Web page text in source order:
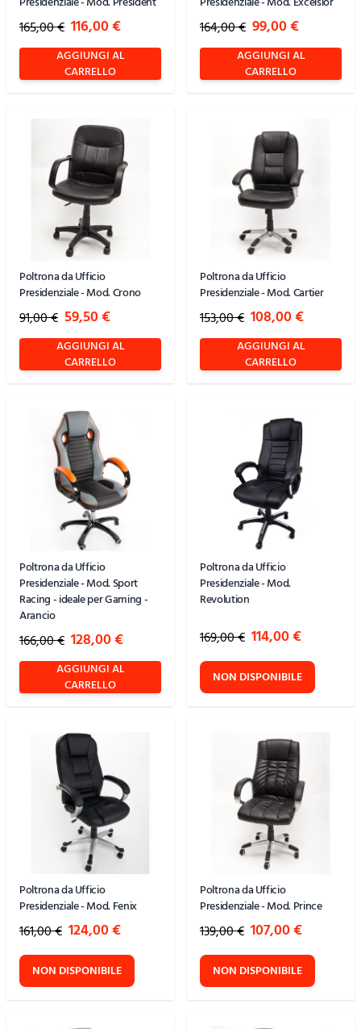
165,00 € Special Price
116,00 €
AGGIUNGI AL
CARRELLO
164,00 € Special Price
99,00 €
AGGIUNGI AL
CARRELLO
Poltrona da Ufficio
Presidenziale - Mod. Crono
91,00 € Special Price
59,50 €
AGGIUNGI AL
CARRELLO
Poltrona da Ufficio
Presidenziale - Mod. Cartier
153,00 € Special Price
108,00 €
AGGIUNGI AL
CARRELLO
Poltrona da Ufficio
Presidenziale - Mod. Sport
Racing - ideale per Gaming -
Arancio
166,00 € Special Price
128,00 €
AGGIUNGI AL
CARRELLO
Poltrona da Ufficio
Presidenziale - Mod.
Revolution
169,00 € Special Price
114,00 €
NON DISPONIBILE
Poltrona da Ufficio
Presidenziale - Mod. Fenix
161,00 € Special Price
124,00 €
NON DISPONIBILE
Poltrona da Ufficio
Presidenziale - Mod. Prince
139,00 € Special Price
107,00 €
NON DISPONIBILE